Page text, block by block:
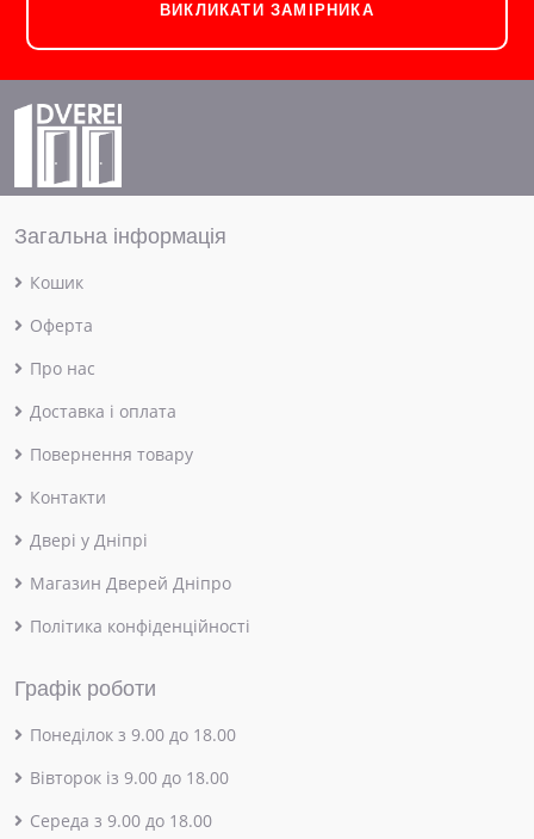
ВИКЛИКАТИ ЗАМІРНИКА
Загальна інформація
Кошик
Оферта
Про нас
Доставка і оплата
Повернення товару
Контакти
Двері у Дніпрі
Магазин Дверей Дніпро
Політика конфіденційності
Графік роботи
Понеділок з 9.00 до 18.00
Вівторок із 9.00 до 18.00
Середа з 9.00 до 18.00